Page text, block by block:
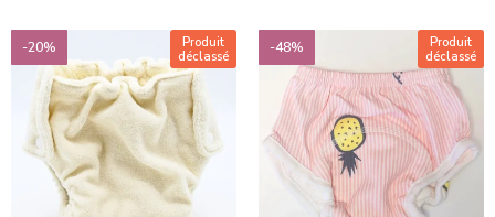
-20%
Produit
déclassé
-48%
Produit
déclassé